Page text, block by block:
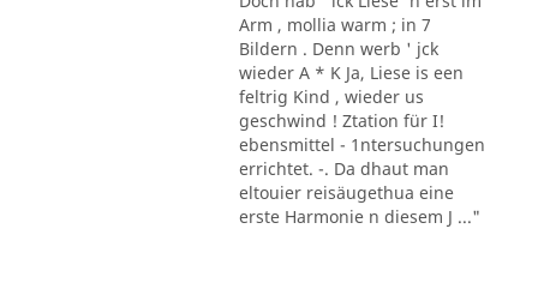
Arm , mollia warm ; in 7
Bildern . Denn werb ' jck
wieder A * K Ja, Liese is een
feltrig Kind , wieder us
geschwind ! Ztation für I!
ebensmittel - 1ntersuchungen
errichtet. -. Da dhaut man
eltouier reisäugethua eine
erste Harmonie n diesem J ..."